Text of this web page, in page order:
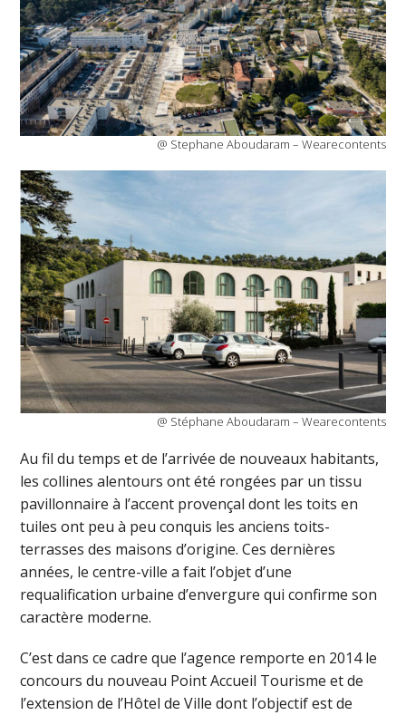
@ Stephane Aboudaram – Wearecontents
@ Stéphane Aboudaram – Wearecontents
Au fil du temps et de l’arrivée de nouveaux habitants,
les collines alentours ont été rongées par un tissu
pavillonnaire à l’accent provençal dont les toits en
tuiles ont peu à peu conquis les anciens toits-
terrasses des maisons d’origine. Ces dernières
années, le centre-ville a fait l’objet d’une
requalification urbaine d’envergure qui confirme son
caractère moderne.
C’est dans ce cadre que l’agence remporte en 2014 le
concours du nouveau Point Accueil Tourisme et de
l’extension de l’Hôtel de Ville dont l’objectif est de